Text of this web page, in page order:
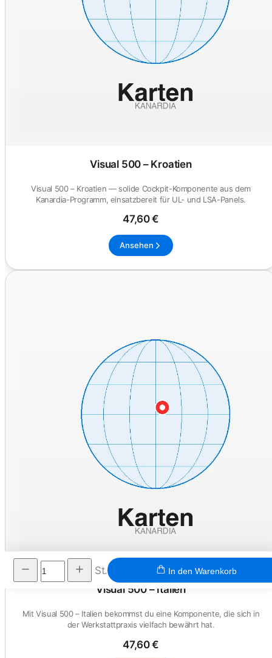
Visual 500 – Kroatien
Visual 500 – Kroatien — solide Cockpit-Komponente aus dem
Kanardia-Programm, einsatzbereit für UL- und LSA-Panels.
47,60 €
Ansehen
Visual 500 – Italien
Mit Visual 500 – Italien bekommst du eine Komponente, die sich in
der Werkstattpraxis vielfach bewährt hat.
47,60 €
St. In den Warenkorb